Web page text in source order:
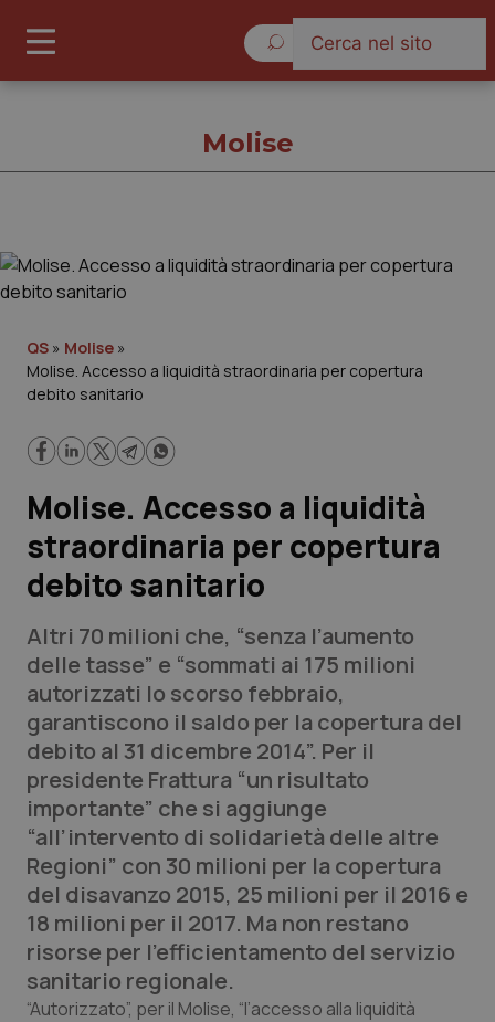
Governo e Parlamento
Regioni e Asl
Lavoro e Professioni
Scienza e Farmaci
Studi e Analisi
Lettere al direttore
Edizioni Regionali
QS Pro
Professionisti Sanitari.AI
Abruzzo
Basilicata
Calabria
QS Pro Gold
Artrite & artrosi
Asma & BPCO
QS Club Newsletter
Molise
QS » Molise »
Molise. Accesso a liquidità straordinaria per copertura
debito sanitario
Molise. Accesso a liquidità
straordinaria per copertura
debito sanitario
Altri 70 milioni che, “senza l’aumento
delle tasse” e “sommati ai 175 milioni
autorizzati lo scorso febbraio,
garantiscono il saldo per la copertura del
debito al 31 dicembre 2014”. Per il
presidente Frattura “un risultato
importante” che si aggiunge
“all’intervento di solidarietà delle altre
Regioni” con 30 milioni per la copertura
del disavanzo 2015, 25 milioni per il 2016 e
18 milioni per il 2017. Ma non restano
risorse per l’efficientamento del servizio
sanitario regionale.
“Autorizzato”, per il Molise, “l’accesso alla liquidità